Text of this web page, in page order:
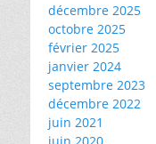
décembre 2025
octobre 2025
février 2025
janvier 2024
septembre 2023
décembre 2022
juin 2021